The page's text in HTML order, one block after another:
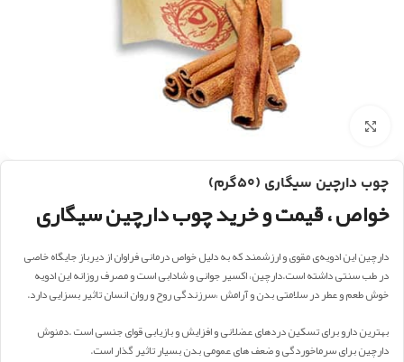
بزرگنمایی تصویر
چوب دارچین سیگاری (۵۰گرم)
خواص ، قیمت و خرید چوب دارچین سیگاری
دارچین این ادویه‌‌ی مقوی و ارزشمند که به دلیل خواص درمانی فراوان از دیرباز جایگاه خاصی
در طب سنتی داشته است.دارچین، اکسیر جوانی و شادابی است و مصرف روزانه این ادویه
خوش طعم و عطر در سلامتی بدن و آرامش ،سرزندگی روح و روان انسان تاثیر بسزایی دارد.
بهترین دارو برای تسکین دردهای عضلانی و افزایش و بازیابی قوای جنسی است .دمنوش
دارچین برای سرماخوردگی و ضعف های عمومی بدن بسیار تاثیر گذار است.